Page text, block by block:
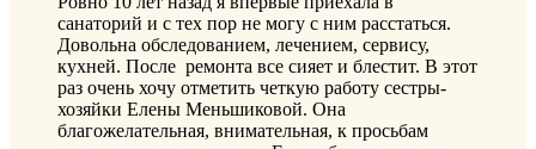
санаторий и с тех пор не могу с ним расстаться.
Довольна обследованием, лечением, сервису,
кухней. После ремонта все сияет и блестит. В этот
раз очень хочу отметить четкую работу сестры-
хозяйки Елены Меньшиковой. Она
благожелательная, внимательная, к просьбам